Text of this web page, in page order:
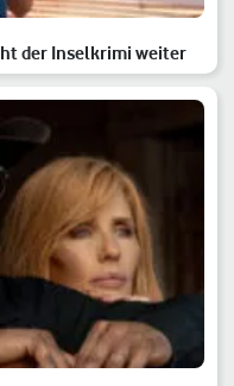
der Inselkrimi weiter